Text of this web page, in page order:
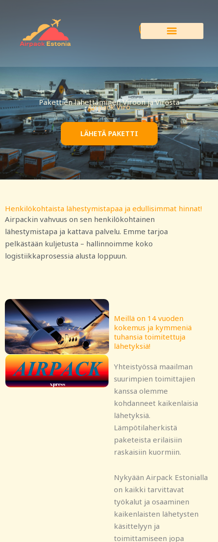
Pakettien lähettäminen Viroon ja Virosta
Airpack Viro
LÄHETÄ PAKETTI
Henkilökohtaista lähestymistapaa ja edullisimmat hinnat!
Airpackin vahvuus on sen henkilökohtainen
lähestymistapa ja kattava palvelu. Emme tarjoa
pelkästään kuljetusta – hallinnoimme koko
logistiikkaprosessia alusta loppuun.
Meillä on 14 vuoden
kokemus ja kymmeniä
tuhansia toimitettuja
lähetyksiä!
Yhteistyössä maailman
suurimpien toimittajien
kanssa olemme
kohdanneet kaikenlaisia
lähetyksiä.
Lämpötilaherkistä
paketeista erilaisiin
raskaisiin kuormiin.
Nykyään Airpack Estonialla
on kaikki tarvittavat
työkalut ja osaaminen
kaikenlaisten lähetysten
käsittelyyn ja
toimittamiseen jopa